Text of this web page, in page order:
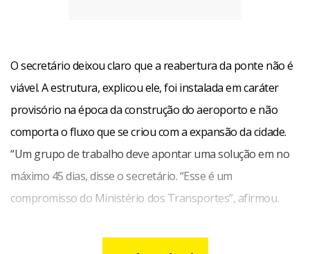
O secretário deixou claro que a reabertura da ponte não é
viável. A estrutura, explicou ele, foi instalada em caráter
provisório na época da construção do aeroporto e não
comporta o fluxo que se criou com a expansão da cidade.
“Um grupo de trabalho deve apontar uma solução em no
máximo 45 dias, disse o secretário. “Esse é um
compromisso do Ministério dos Transportes”, afirmou.
Autor do requerimento, o deputado Eli Correa Filho (DEM-